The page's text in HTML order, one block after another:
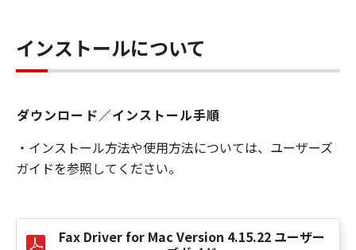
関連して生じるお客様と第三者との間の紛争ま
たは訴訟につき一切責任を負わないものとしま
(2) お客様は、バックアップの目的で「許諾ソ
フトウェア」を合理的な範囲において複製する
ことができます。但し、お客様は、かかるバッ
クアップコピーに「許諾ソフトウェア」に含ま
れているすべての著作権表示を含めた形で複製
(3) 本契約に明示的に定める場合を除き、お客様
は、「許諾ソフトウェア」の全部または一部を
インストールについて
ダウンロード／インストール手順
・インストール方法や使用方法については、ユーザーズ
ガイドを参照してください。
Fax Driver for Mac Version 4.15.22 ユーザー